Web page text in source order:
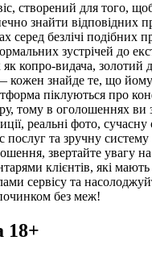
створений для того,
знайти відповідних
серед безлічі подібних
зустрічей до
копро-видача, золотий
кожен знайде те, що
піклуються про
тому в оголошеннях ви
реальні фото,
послуг та зручну систему
звертайте увагу
клієнтів, які мають
сервісу та
без меж!
18+